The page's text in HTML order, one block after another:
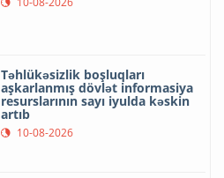
Təhlükəsizlik boşluqları
aşkarlanmış dövlət informasiya
resurslarının sayı iyulda kəskin
artıb
10-08-2026